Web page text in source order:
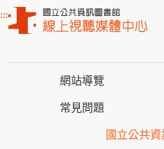
:::
網站導覽
常見問題
國立公共